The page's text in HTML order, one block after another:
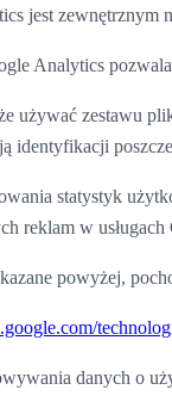
jest zewnętrznym
Analytics
używać zestawu
identyfikacji
statystyk
reklam w
powyżej,
danych o